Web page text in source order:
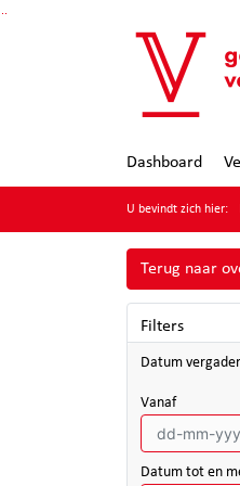
Dashboard
U bevindt zich hier:
Terug naar
Filters
Datum
vanaf
Datum tot en